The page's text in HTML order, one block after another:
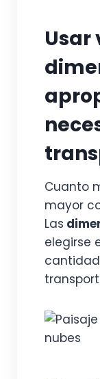
Usar
Cuanto
mayor
Las
elegirse